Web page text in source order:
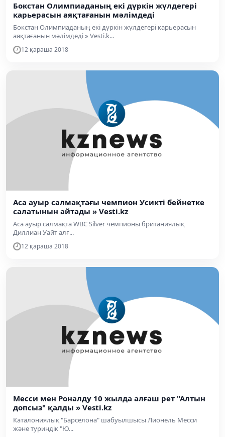
Бокстан Олимпиаданың екі дүркін жүлдегері
карьерасын аяқтағанын мәлімдеді
Бокстан Олимпиаданың екі дүркін жүлдегері карьерасын
аяқтағанын мәлімдеді » Vesti.k...
12 қараша 2018
Аса ауыр салмақтағы чемпион Усикті бейнетке
салатынын айтады » Vesti.kz
Аса ауыр салмақта WBC Silver чемпионы британиялық
Диллиан Уайт алғ...
12 қараша 2018
Месси мен Роналду 10 жылда алғаш рет "Алтын
допсыз" қалды » Vesti.kz
Каталониялық "Барселона" шабуылшысы Лионель Месси
және туриндік "Ю...